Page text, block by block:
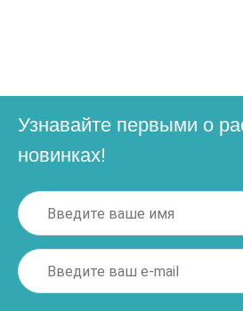
Узнавайте первыми о
новинках!